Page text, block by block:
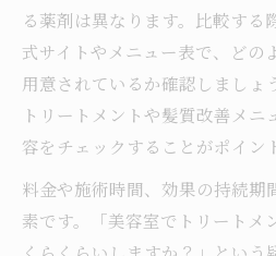
る薬剤は異なります。比較する
式サイトやメニュー表で、どの
用意されているか確認しましょ
トリートメントや髪質改善メ
容をチェックすることがポイン
料金や施術時間、効果の持続期
素です。「美容室でトリートメ
くらくらいしますか？」という